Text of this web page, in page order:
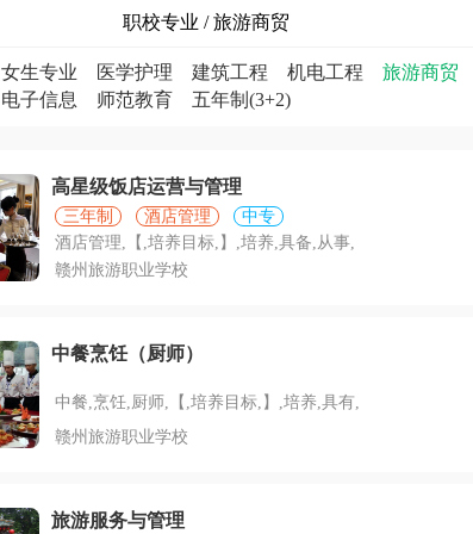
职校专业 / 旅游商贸
女生专业 医学护理 建筑工程 机电工程
旅游商贸
电子信息 师范教育 五年制(3+2)
高星级饭店运营与管理
三年制 酒店管理
中专
酒店管理,【,培养目标,】,培养,具备,从事,
赣州旅游职业学校
中餐烹饪（厨师）
中餐,烹饪,厨师,【,培养目标,】,培养,具有,
赣州旅游职业学校
旅游服务与管理